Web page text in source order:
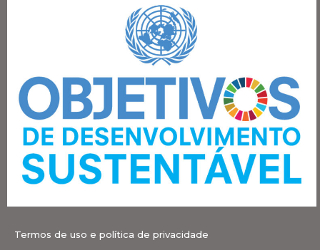
Termos de uso e política de privacidade